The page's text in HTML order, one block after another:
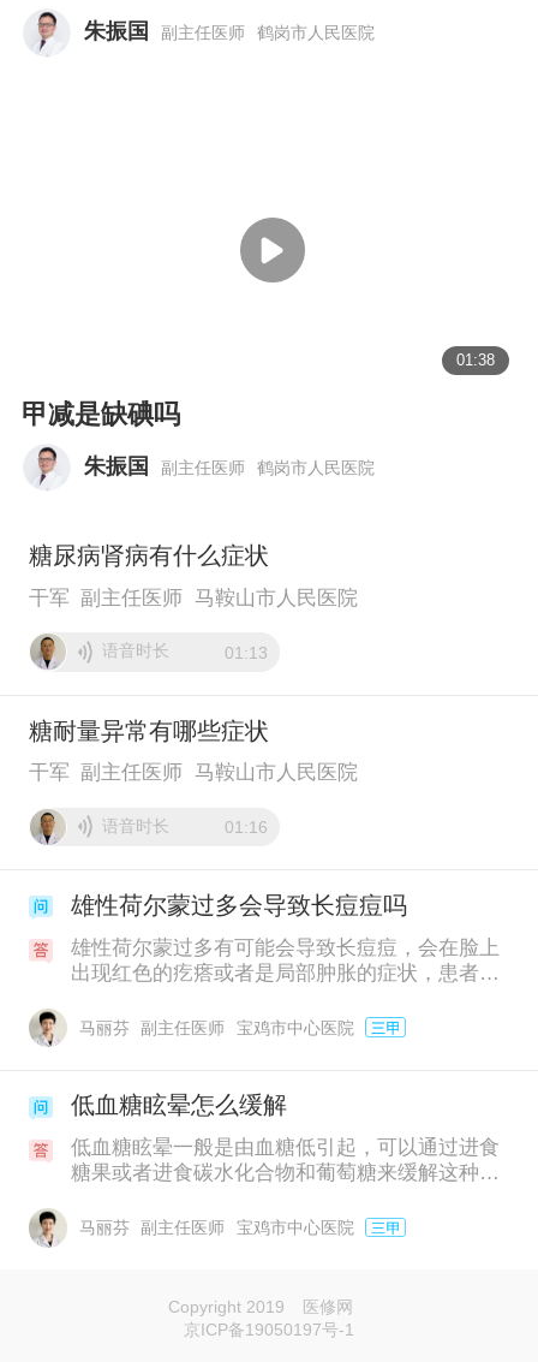
朱振国 副主任医师 鹤岗市人民医院
01:38
甲减是缺碘吗
朱振国 副主任医师 鹤岗市人民医院
糖尿病肾病有什么症状
干军 副主任医师 马鞍山市人民医院
语音时长 01:13
糖耐量异常有哪些症状
干军 副主任医师 马鞍山市人民医院
语音时长 01:16
雄性荷尔蒙过多会导致长痘痘吗
雄性荷尔蒙过多有可能会导致长痘痘，会在脸上
出现红色的疙瘩或者是局部肿胀的症状，患者出
起。最好到三甲医院进行技术6项检查和皮肤科
马丽芬 副主任医师 宝鸡市中心医院
低血糖眩晕怎么缓解
低血糖眩晕一般是由血糖低引起，可以通过进食
糖果或者进食碳水化合物和葡萄糖来缓解这种头
所引起，也可能是由于过量的药物所引起，必须
时的血糖。
马丽芬 副主任医师 宝鸡市中心医院
Copyright 2019
医修网
京ICP备19050197号-1